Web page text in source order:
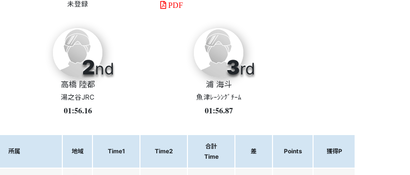
PDF
2nd
高橋 陸都
湯之谷JRC
01:56.16
3rd
浦 海斗
魚津ﾚｰｼﾝｸﾞﾁｰﾑ
01:56.87
所属 地域 Time1 Time2
合計
Time
差 Points 獲得P